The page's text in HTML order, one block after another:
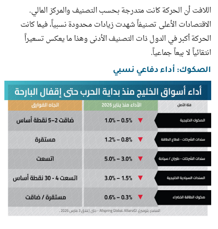
اللافت أن الحركة كانت متدرجة بحسب التصنيف والمركز المالي.
الاقتصادات الأعلى تصنيفاً شهدت زيادات محدودة نسبياً، فيما كانت
الحركة أكبر في الدول ذات التصنيف الأدنى وهذا ما يعكس تسعيراً
انتقائياً لا بيعاً جماعياً.
الصكوك: أداء دفاعي نسبي